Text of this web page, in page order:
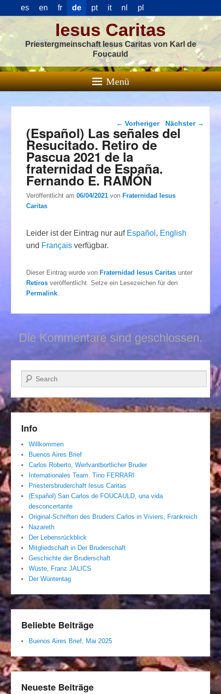
es en fr de pt it nl pl
Iesus Caritas
Priestergmeinschaft Iesus Caritas von Karl de
Foucauld
Menü
Beitragsnavigation
← Vorheriger Nächster →
(Español) Las señales del
Resucitado. Retiro de
Pascua 2021 de la
fraternidad de España.
Fernando E. RAMÓN
Veröffentlicht am06/04/2021 vonFraternidad Iesus
Caritas
Leider ist der Eintrag nur auf Español , English
und Français verfügbar.
Dieser Eintrag wurde vonFraternidad Iesus Caritas unter
Retiros veröffentlicht. Setze ein Lesezeichen für den
Permalink
Die Kommentare sind geschlossen.
Suchen
Info
Willkommen
Buenos Aires Brief
Carlos Roberto, Werlvantbortlicher Bruder
Internationales Team. Tino FERRARI
Priestersbruderchaft Iesus Caritas
(Español) San Carlos de FOUCAULD, una vida
desconcertante
Original-Schriften des Bruders Carlos in Viviers, Frankreich
Nazareth
Der Lebensrückblick
Mitgliedschaft in Der Bruderschaft
Geschichte der Bruderschaft
Wüste, Franz JALICS
Der Wüntentag
Beliebte Beiträge
Buenos Aires Brief, Mai 2025
Neueste Beiträge